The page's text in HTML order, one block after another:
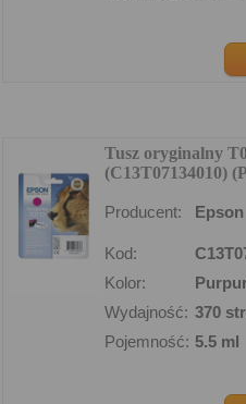
Tusz oryginalny
(C13T07134010)
Producent: Epson
Kod:
Kolor:
Wydajność: 370
Pojemność: 5.5 ml